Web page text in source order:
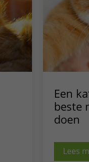
Een
beste
doen
Lees